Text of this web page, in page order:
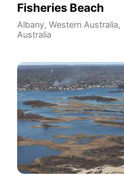
Fisheries Beach
Albany, Western Australia,
Australia